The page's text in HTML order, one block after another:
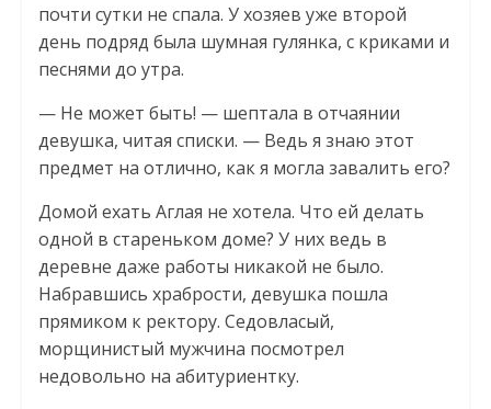
почти сутки не спала. У хозяев уже второй
день подряд была шумная гулянка, с криками и
песнями до утра.
— Не может быть! — шептала в отчаянии
девушка, читая списки. — Ведь я знаю этот
предмет на отлично, как я могла завалить его?
Домой ехать Аглая не хотела. Что ей делать
одной в стареньком доме? У них ведь в
деревне даже работы никакой не было.
Набравшись храбрости, девушка пошла
прямиком к ректору. Седовласый,
морщинистый мужчина посмотрел
недовольно на абитуриентку.